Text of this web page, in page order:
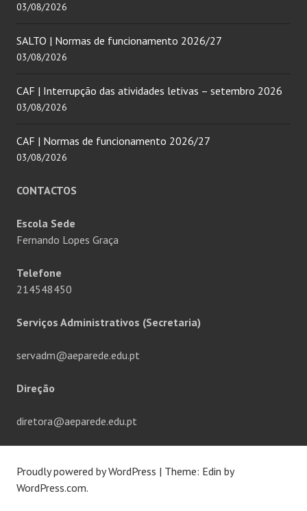
03/08/2026
SALTO | Normas de funcionamento 2026/27
03/08/2026
CAF | Interrupção das atividades letivas – setembro 2026
03/08/2026
CAF | Normas de funcionamento 2026/27
03/08/2026
CONTACTOS
Escola Sede
Fernando Lopes Graça
Telefone
214548450
Serviços Administrativos (Secretaria)
servadm@aeparede.edu.pt
Direção
diretora@aeparede.edu.pt
Proudly powered by WordPress | Theme: Edin by
WordPress.com.